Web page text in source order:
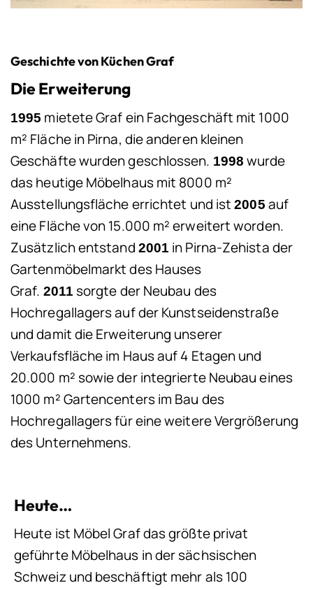
Geschichte von Küchen Graf
Die Erweiterung
1995 mietete Graf ein Fachgeschäft mit 1000
m² Fläche in Pirna, die anderen kleinen
Geschäfte wurden geschlossen. 1998 wurde
das heutige Möbelhaus mit 8000 m²
Ausstellungsfläche errichtet und ist2005 auf
eine Fläche von 15.000 m² erweitert worden.
Zusätzlich entstand 2001 in Pirna-Zehista der
Gartenmöbelmarkt des Hauses
Graf. 2011 sorgte der Neubau des
Hochregallagers auf der Kunstseidenstraße
und damit die Erweiterung unserer
Verkaufsfläche im Haus auf 4 Etagen und
20.000 m² sowie der integrierte Neubau eines
1000 m² Gartencenters im Bau des
Hochregallagers für eine weitere Vergrößerung
des Unternehmens.
Heute…
Heute ist Möbel Graf das größte privat
geführte Möbelhaus in der sächsischen
Schweiz und beschäftigt mehr als 100